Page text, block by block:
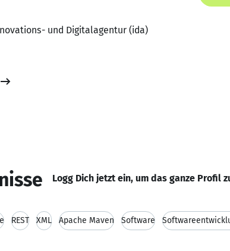
und Digitalagentur (ida)
Logg Dich jetzt ein, um das ganze Profil
REST XML Apache Maven Software